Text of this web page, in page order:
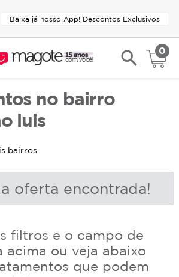
Baixa já nosso App! Descontos Exclusivos
search 0
no bairro
luis
bairros
oferta encontrada!
filtros e o campo de
acima ou veja abaixo
que podem